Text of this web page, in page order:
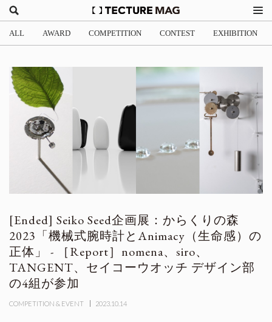
ALL AWARD COMPETITION CONTEST EXHIBITION
Seiko Seed企画展：からくりの森
2023「機械式腕時計とAnimacy（生命感）の
正体」 - ［Report］nomena、siro、
TANGENT、セイコーウオッチ デザイン部
の4組が参加
COMPETITION & EVENT 2023.10.14